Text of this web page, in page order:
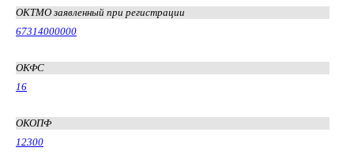
ОКТМО заявленный при регистрации
67314000000
ОКФС
16
ОКОПФ
12300